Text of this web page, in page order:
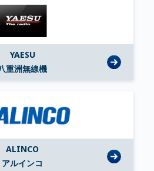
YAESU
重洲無線機
ALINCO
アルインコ